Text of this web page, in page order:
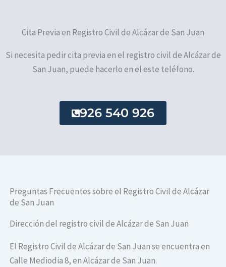
Cita Previa en Registro Civil de Alcázar de San Juan
Si necesita pedir cita previa en el registro civil de Alcázar de
San Juan, puede hacerlo en el este teléfono.
926 540 926
Preguntas Frecuentes sobre el Registro Civil de Alcázar
de San Juan
Dirección del registro civil de Alcázar de San Juan
El Registro Civil de Alcázar de San Juan se encuentra en
Calle Mediodia 8, en Alcázar de San Juan.